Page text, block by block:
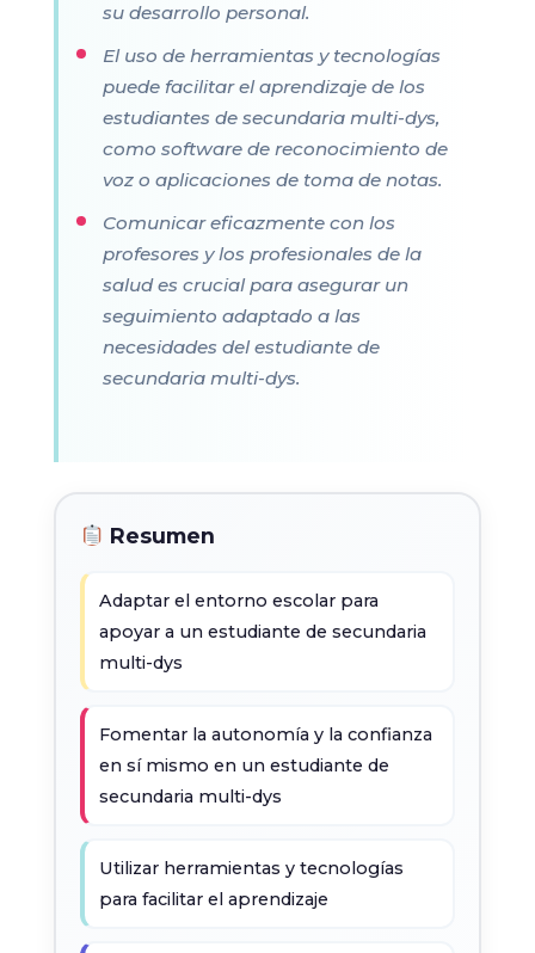
su desarrollo personal.
El uso de herramientas y tecnologías
puede facilitar el aprendizaje de los
estudiantes de secundaria multi-dys,
como software de reconocimiento de
voz o aplicaciones de toma de notas.
Comunicar eficazmente con los
profesores y los profesionales de la
salud es crucial para asegurar un
seguimiento adaptado a las
necesidades del estudiante de
secundaria multi-dys.
Resumen
Adaptar el entorno escolar para
apoyar a un estudiante de secundaria
multi-dys
Fomentar la autonomía y la confianza
en sí mismo en un estudiante de
secundaria multi-dys
Utilizar herramientas y tecnologías
para facilitar el aprendizaje